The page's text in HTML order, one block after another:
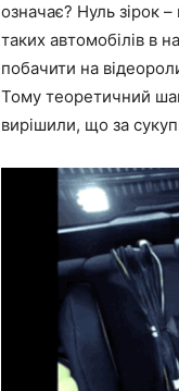
означає? Нуль зірок
таких автомобілів в
побачити на
Тому теоретичний
вирішили, що за